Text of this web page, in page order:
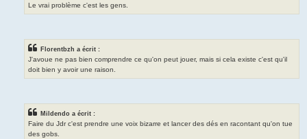
Le vrai problème c'est les gens.
Florentbzh a écrit :
J'avoue ne pas bien comprendre ce qu'on peut jouer, mais si cela existe c'est qu'il
doit bien y avoir une raison.
Mildendo a écrit :
Faire du Jdr c'est prendre une voix bizarre et lancer des dés en racontant qu'on tue
des gobs.